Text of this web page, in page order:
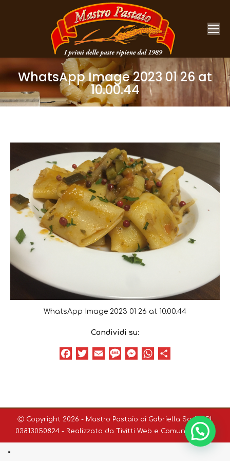
WhatsApp Image 2023 01 26 at
10.00.44
You are here:
WhatsApp Image 2023 01 26 at 10.00.44
Condividi su:
Facebook
TwitterEmailMessageMessenger
WhatsApp
Ⓒ Copyright 2026 - Mastro Pastaio di Gabriella Sodini P.I.
03813050824 - Realizzato da
Tivitti Web e Comunicazione